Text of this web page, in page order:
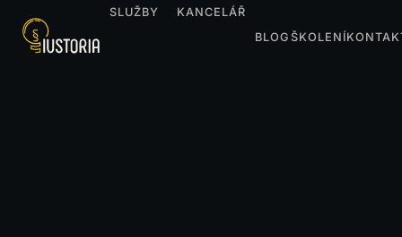
SLUŽBY
KANCELÁŘ
BLOG ŠKOLENÍ